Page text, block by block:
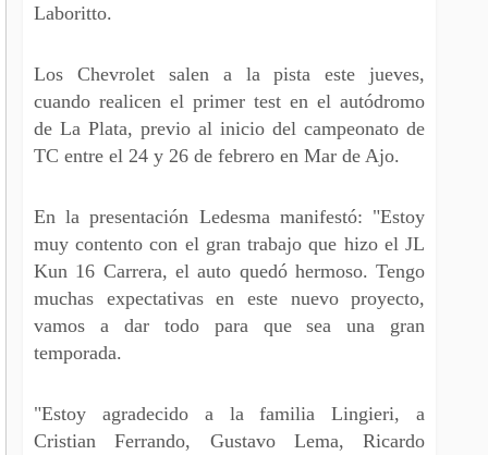
Laboritto.
Los Chevrolet salen a la pista este jueves,
cuando realicen el primer test en el autódromo
de La Plata, previo al inicio del campeonato de
TC entre el 24 y 26 de febrero en Mar de Ajo.
En la presentación Ledesma manifestó: "Estoy
muy contento con el gran trabajo que hizo el JL
Kun 16 Carrera, el auto quedó hermoso. Tengo
muchas expectativas en este nuevo proyecto,
vamos a dar todo para que sea una gran
temporada.
"Estoy agradecido a la familia Lingieri, a
Cristian Ferrando, Gustavo Lema, Ricardo